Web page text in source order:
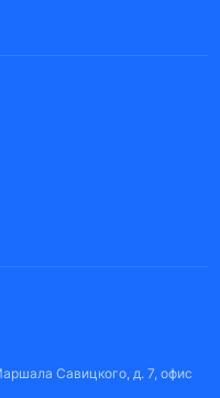
Савицкого, д. 7, офис